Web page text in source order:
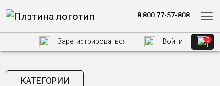
8 800 77-57-808
Зарегистрироваться Войти 0
КАТЕГОРИИ